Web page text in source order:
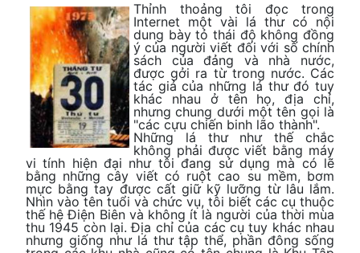
Thỉnh thoảng tôi đọc trong
Internet một vài lá thư có nội
dung bày tỏ thái độ không đồng
ý của người viết đối với số chính
sách của đảng và nhà nước,
được gởi ra từ trong nước. Các
tác giả của những lá thư đó tuy
khác nhau ở tên họ, địa chỉ,
nhưng chung dưới một tên gọi là
"các cựu chiến binh lão thành".
Những lá thư như thế chắc
không phải được viết bằng máy
vi tính hiện đại như tôi đang sử dụng mà có lẽ
bằng những cây viết có ruột cao su mềm, bơm
mực bằng tay được cất giữ kỹ lưỡng từ lâu lắm.
Nhìn vào tên tuổi và chức vụ, tôi biết các cụ thuộc
thế hệ Điện Biên và không ít là người của thời mùa
thu 1945 còn lại. Địa chỉ của các cụ tuy khác nhau
nhưng giống như lá thư tập thể, phần đông sống